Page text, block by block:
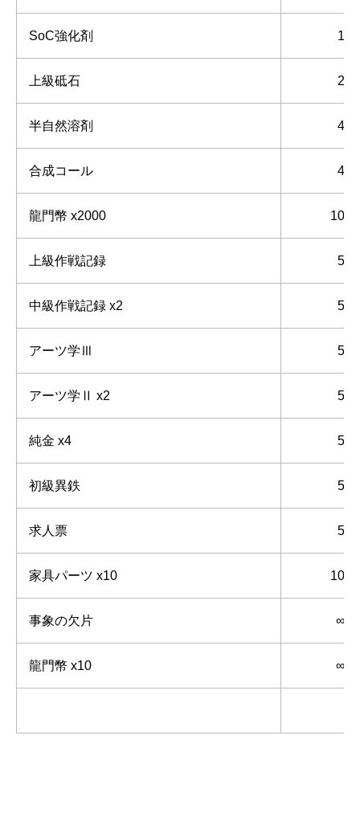
SoC強化剤 1
上級砥石 2
半自然溶剤 4
合成コール 4
龍門幣 x2000 10
上級作戦記録 5
中級作戦記録 x2 5
アーツ学Ⅲ 5
アーツ学Ⅱ x2 5
純金 x4 5
初級異鉄 5
求人票 5
家具パーツ x10 10
事象の欠片 ∞
龍門幣 x10 ∞